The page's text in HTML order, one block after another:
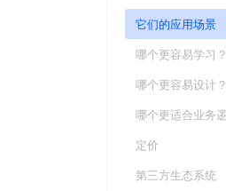
它们的应用场景
哪个更容易学习？
哪个更容易设计？
定价
第三方生态系统